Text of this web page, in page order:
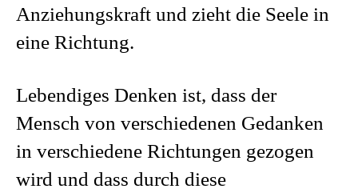
Anziehungskraft und zieht die Seele in
eine Richtung.
Lebendiges Denken ist, dass der
Mensch von verschiedenen Gedanken
in verschiedene Richtungen gezogen
wird und dass durch diese